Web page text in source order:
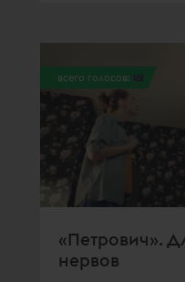
всего голосов: 112
«Петрович».
нервов